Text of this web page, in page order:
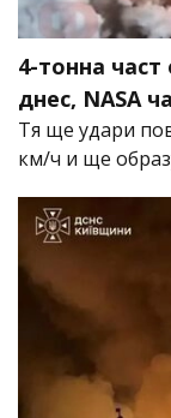
4-тонна част
днес, NASA
Тя ще удари
км/ч и ще